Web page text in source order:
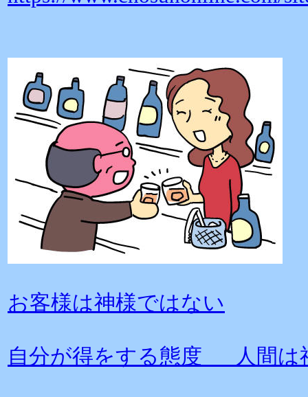
お客様は神様ではない
自分が得をする態度 人間は